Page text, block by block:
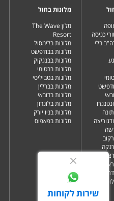
שירות לקוחות
כניסה
בלי
מלונות בחול
מלון The Wave
Resort
מלונות בלימסול
מלונות בבודפשט
מלונות בבנגקוק
מלונות בבטומי
מלונות בטביליסי
מלונות בברלין
מלונות בדובאי
מלונות בלונדון
מלונות בניו יורק
מלונות בפאפוס